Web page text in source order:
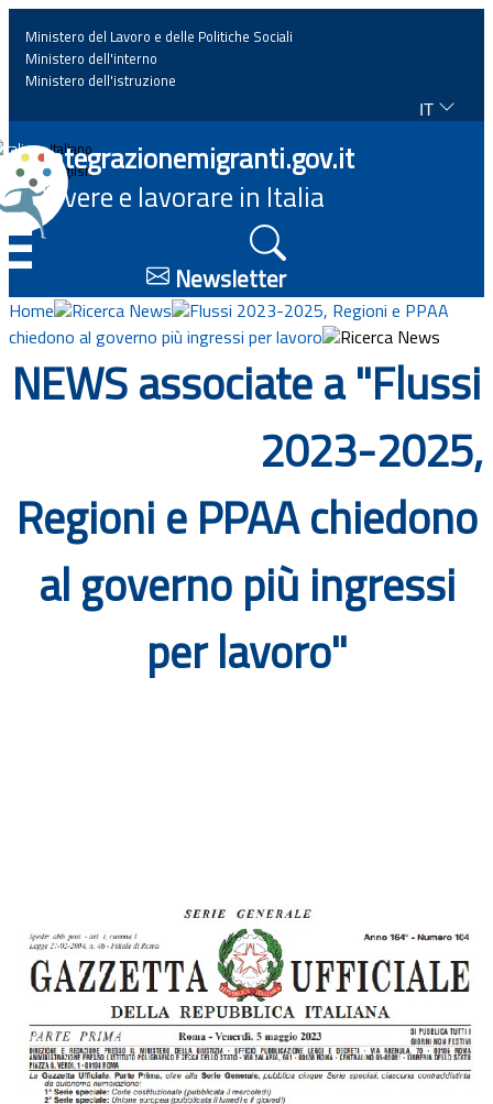
Home
News
Approfondimenti
Eventi
Normativa
Documenti
Bandi
Ministero del Lavoro e delle Politiche Sociali
Ministero dell'interno
Ministero dell'istruzione
IT
Italiano
English
Integrazionemigranti.gov.it
Vivere e lavorare in Italia
Newsletter
Home Ricerca News
Flussi 2023-2025, Regioni e PPAA
chiedono al governo più ingressi per lavoro
Ricerca News
NEWS associate a "Flussi
2023-2025,
Regioni e PPAA chiedono
al governo più ingressi
per lavoro"